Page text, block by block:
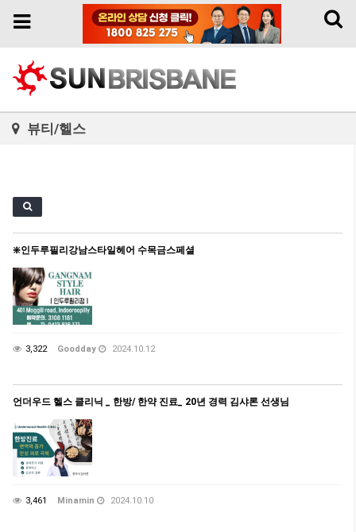
Toggle
Toggle
뷰티/헬스
❇️인두루필리강남스타일헤어 수목금스페셜
3,322 Goodday 2024.10.12
언더우드 헬스 클리닉 _ 한방/ 한약 진료_ 20년 경력 김샤론 선생님
3,461 Minamin 2024.10.10